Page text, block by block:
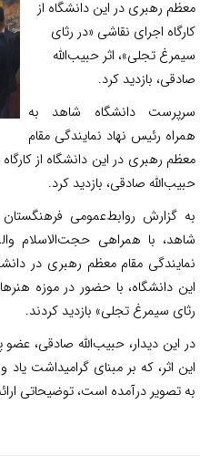
رهبری در این دانشگاه از
اجرای نقاشی «در رثای
تجلی»، اثر حبیب‌الله
بازدید کرد.
دانشگاه شاهد به
رئیس نهاد نمایندگی مقام
رهبری در این دانشگاه از کارگاه
صادقی، بازدید کرد.
گزارش روابط‌عمومی فرهنگستان
با همراهی حجت‌الاسلام
مقام معظم رهبری در
دانشگاه، با حضور در موزه
سیمرغ تجلی» بازدید کردند.
این دیدار، حبیب‌الله صادقی، عضو
اثر، که بر مبنای گرامیداشت یاد
تصویر درآمده است، توضیحاتی ارائه